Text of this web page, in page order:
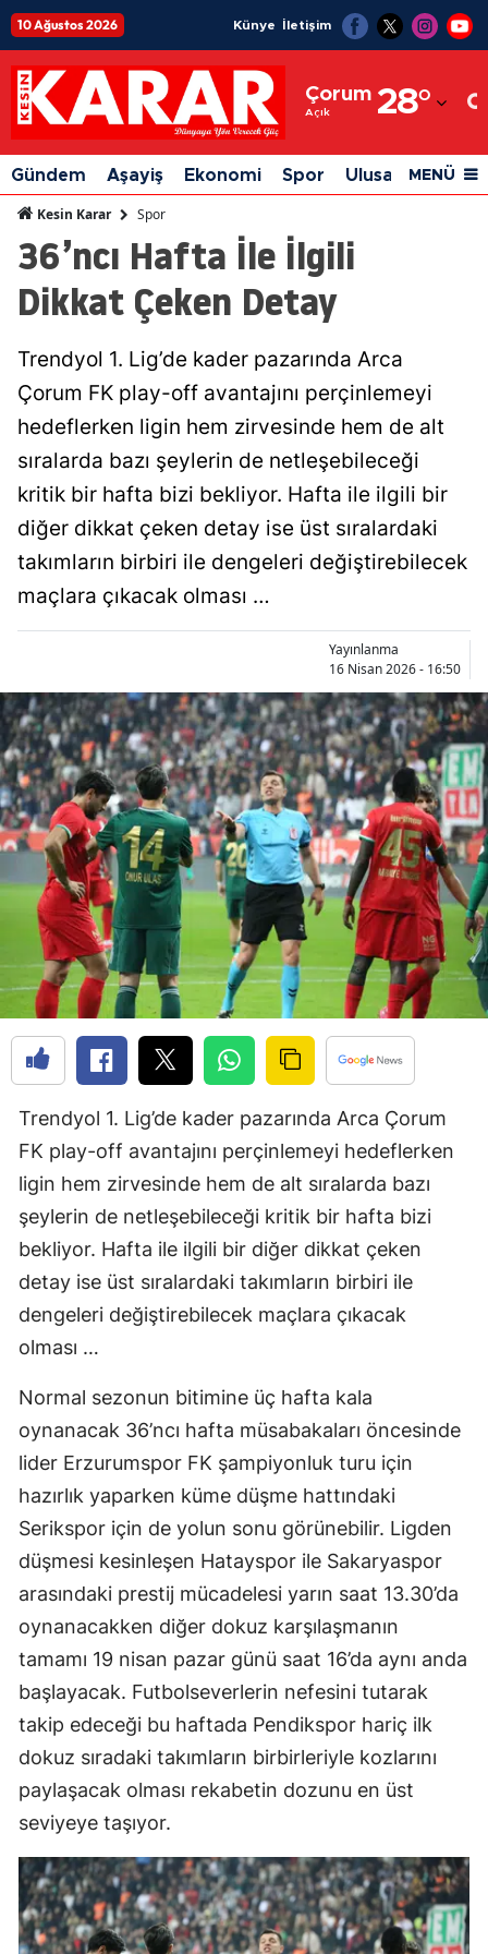
10 Ağustos 2026 Künye İletişim
Çorum
Açık 28°
Adıyaman
Afyonkarahisar
Ağrı
Amasya
Aydın
Balıkesir
Bingöl
Bolu
Burdur
Bursa
Çanakkale
Çankırı
Çorum
Denizli
Diyarbakır
Edirne
Erzurum
Eskişehir
Gaziantep
Giresun
Gümüşhane
Hatay
Isparta
Mersin
İstanbul
İzmir
Kars
Kastamonu
Kayseri
Kırklareli
Kocaeli
Konya
Kütahya
Gündem Aşayiş Ekonomi Spor Ulusal Siyaset
MENÜ
Kesin Karar Spor
36’ncı Hafta İle İlgili
Dikkat Çeken Detay
Trendyol 1. Lig’de kader pazarında Arca
Çorum FK play-off avantajını perçinlemeyi
hedeflerken ligin hem zirvesinde hem de alt
sıralarda bazı şeylerin de netleşebileceği
kritik bir hafta bizi bekliyor. Hafta ile ilgili bir
diğer dikkat çeken detay ise üst sıralardaki
takımların birbiri ile dengeleri değiştirebilecek
maçlara çıkacak olması …
Yayınlanma
16 Nisan 2026 - 16:50
Trendyol 1. Lig’de kader pazarında Arca Çorum
FK play-off avantajını perçinlemeyi hedeflerken
ligin hem zirvesinde hem de alt sıralarda bazı
şeylerin de netleşebileceği kritik bir hafta bizi
bekliyor. Hafta ile ilgili bir diğer dikkat çeken
detay ise üst sıralardaki takımların birbiri ile
dengeleri değiştirebilecek maçlara çıkacak
olması …
Normal sezonun bitimine üç hafta kala
oynanacak 36’ncı hafta müsabakaları öncesinde
lider Erzurumspor FK şampiyonluk turu için
hazırlık yaparken küme düşme hattındaki
Serikspor için de yolun sonu görünebilir. Ligden
düşmesi kesinleşen Hatayspor ile Sakaryaspor
arasındaki prestij mücadelesi yarın saat 13.30’da
oynanacakken diğer dokuz karşılaşmanın
tamamı 19 nisan pazar günü saat 16’da aynı anda
başlayacak. Futbolseverlerin nefesini tutarak
takip edeceği bu haftada Pendikspor hariç ilk
dokuz sıradaki takımların birbirleriyle kozlarını
paylaşacak olması rekabetin dozunu en üst
seviyeye taşıyor.